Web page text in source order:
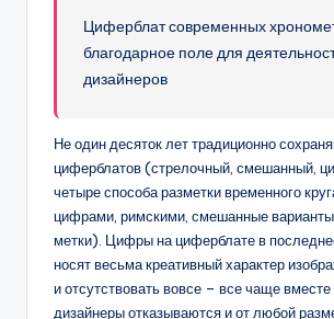
Циферблат современных
благодарное поле для
дизайнеров
Не один десяток лет традиционно
циферблатов (стрелочный, смешанный,
четыре способа разметки временного
цифрами, римскими, смешанные варианты
метки). Цифры на циферблате в
носят весьма креативный характер
и отсутствовать вовсе – все чаще
дизайнеры отказываются и от любой